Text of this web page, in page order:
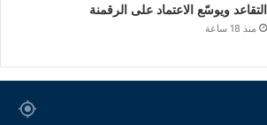
التقاعد ويوسّع الاعتماد على الرقمنة
منذ 18 ساعة